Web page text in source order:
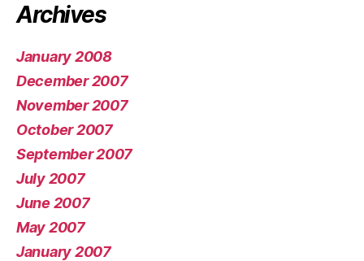
Archives
January 2008
December 2007
November 2007
October 2007
September 2007
July 2007
June 2007
May 2007
January 2007